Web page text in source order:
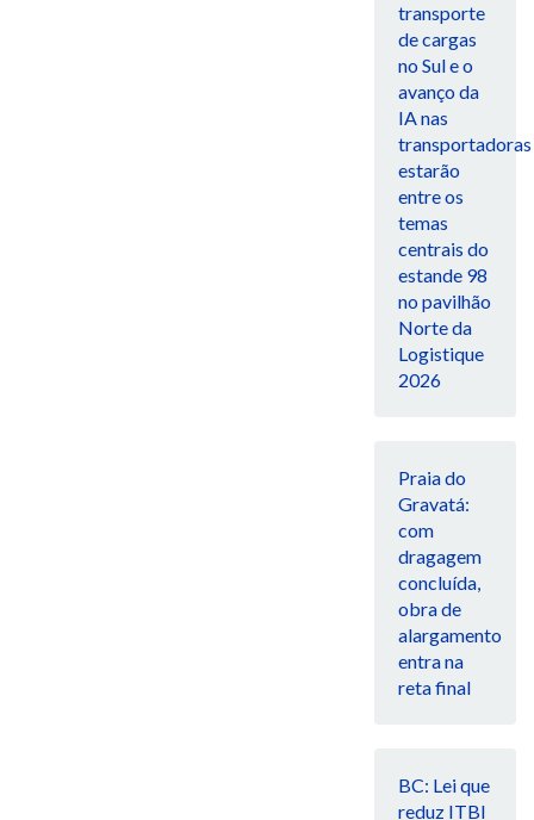
transporte
de cargas
no Sul e o
avanço da
IA nas
transportadoras
estarão
entre os
temas
centrais do
estande 98
no pavilhão
Norte da
Logistique
2026
Praia do
Gravatá:
com
dragagem
concluída,
obra de
alargamento
entra na
reta final
BC: Lei que
reduz ITBI